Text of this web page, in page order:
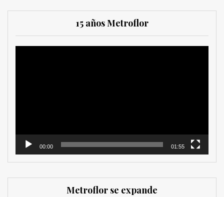
15 años Metroflor
00:00 01:55
Metroflor se expande